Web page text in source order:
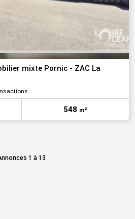
mixte Pornic - ZAC La
548 m²
1 à 13